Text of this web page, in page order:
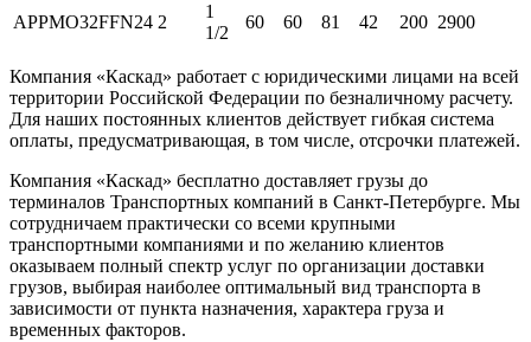
APPMO32FFN24 2
1
1/2
60 60 81 42 200 2900
Компания «Каскад» работает с юридическими лицами на всей
территории Российской Федерации по безналичному расчету.
Для наших постоянных клиентов действует гибкая система
оплаты, предусматривающая, в том числе, отсрочки платежей.
Компания «Каскад» бесплатно доставляет грузы до
терминалов Транспортных компаний в Санкт-Петербурге. Мы
сотрудничаем практически со всеми крупными
транспортными компаниями и по желанию клиентов
оказываем полный спектр услуг по организации доставки
грузов, выбирая наиболее оптимальный вид транспорта в
зависимости от пункта назначения, характера груза и
временных факторов.